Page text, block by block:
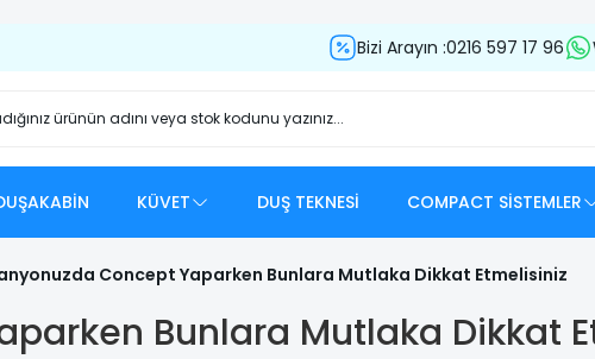
Bizi Arayın :0216 597 17 96
KÜVET DUŞ TEKNESİ COMPACT SİSTEMLER
Concept Yaparken Bunlara Mutlaka Dikkat Etmelisiniz
Bunlara Mutlaka Dikkat